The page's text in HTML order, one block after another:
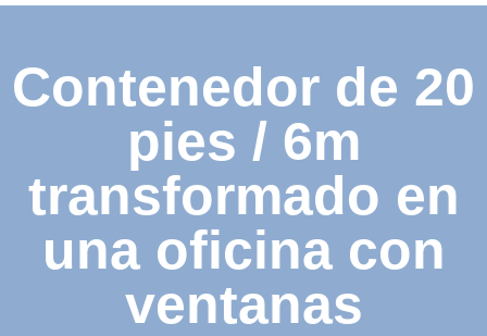
Contenedor de 20
pies / 6m
transformado en
una oficina con
ventanas